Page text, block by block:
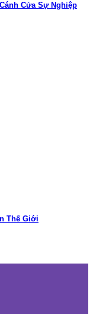
Cửa Sự Nghiệp
Thế Giới